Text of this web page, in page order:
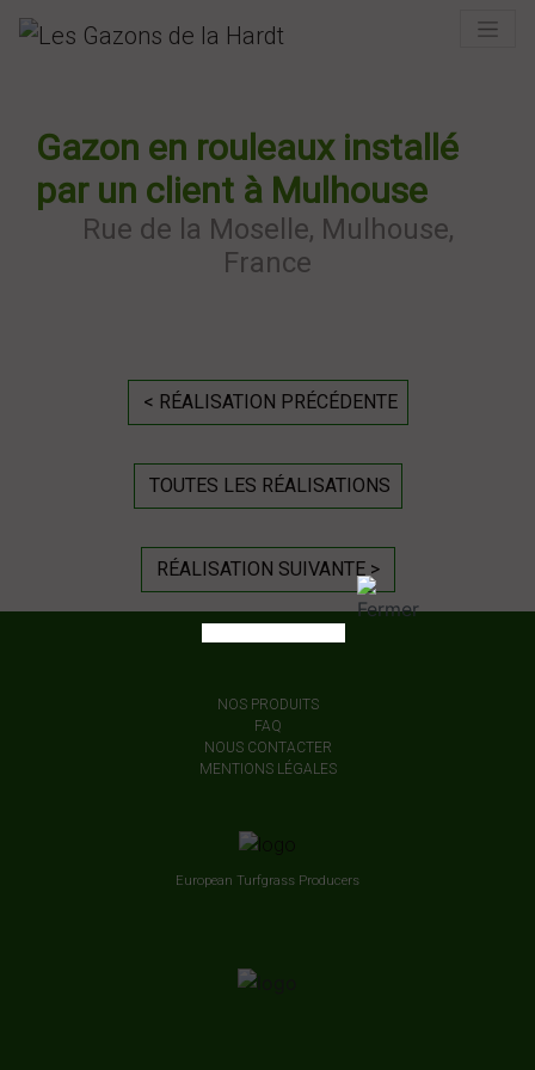
Gazon en rouleaux installé
par un client à Mulhouse
Rue de la Moselle, Mulhouse,
France
< RÉALISATION PRÉCÉDENTE
TOUTES LES RÉALISATIONS
RÉALISATION SUIVANTE >
NOS PRODUITS
FAQ
NOUS CONTACTER
MENTIONS LÉGALES
European Turfgrass Producers